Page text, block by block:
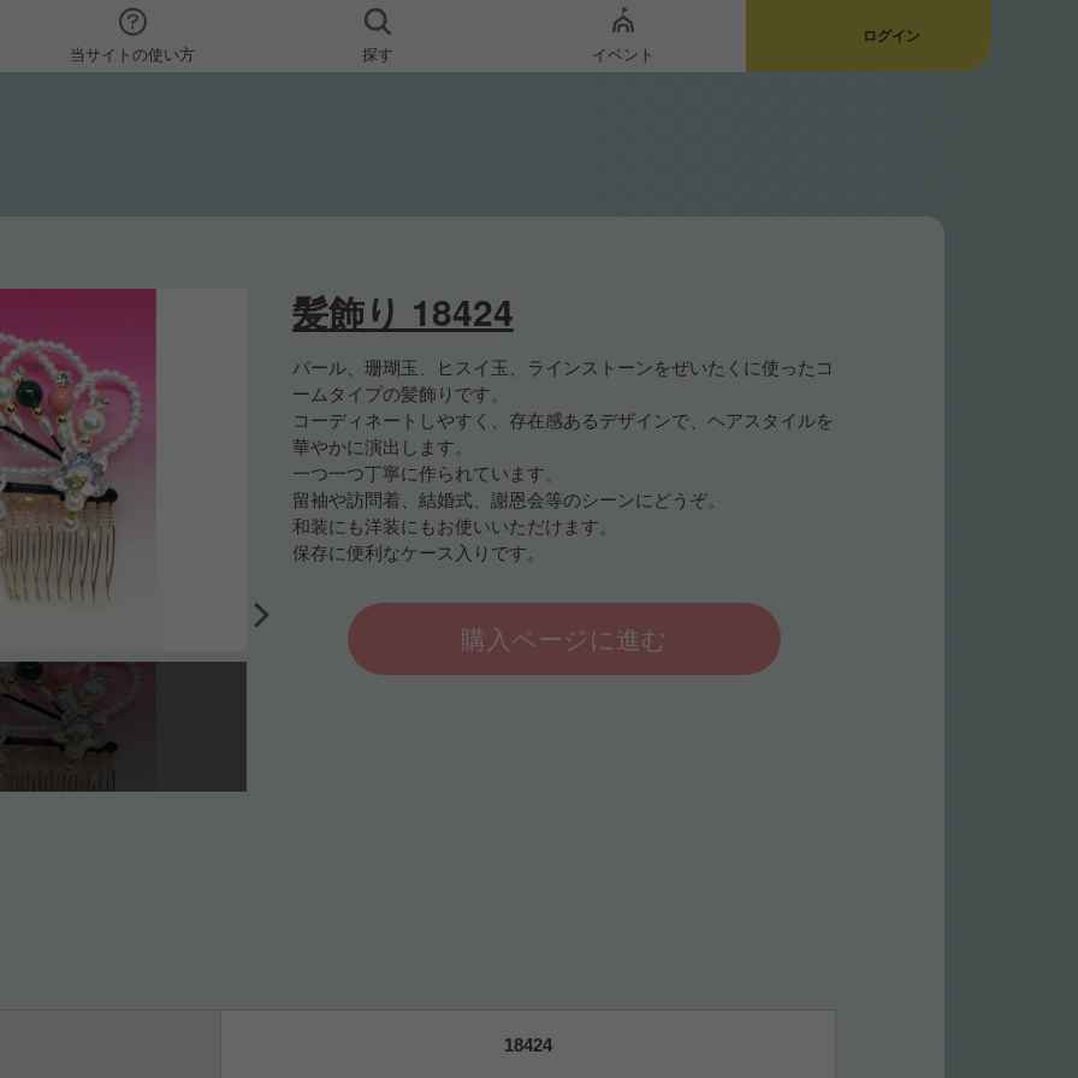
当サイトの使い方 探す イベント
ログイン
髪飾り 18424
パール、珊瑚玉、ヒスイ玉、ラインストーンをぜいたくに使ったコ
ームタイプの髪飾りです。
コーディネートしやすく、存在感あるデザインで、ヘアスタイルを
華やかに演出します。
一つ一つ丁寧に作られています。
留袖や訪問着、結婚式、謝恩会等のシーンにどうぞ。
和装にも洋装にもお使いいただけます。
保存に便利なケース入りです。
購入ページに進む
18424